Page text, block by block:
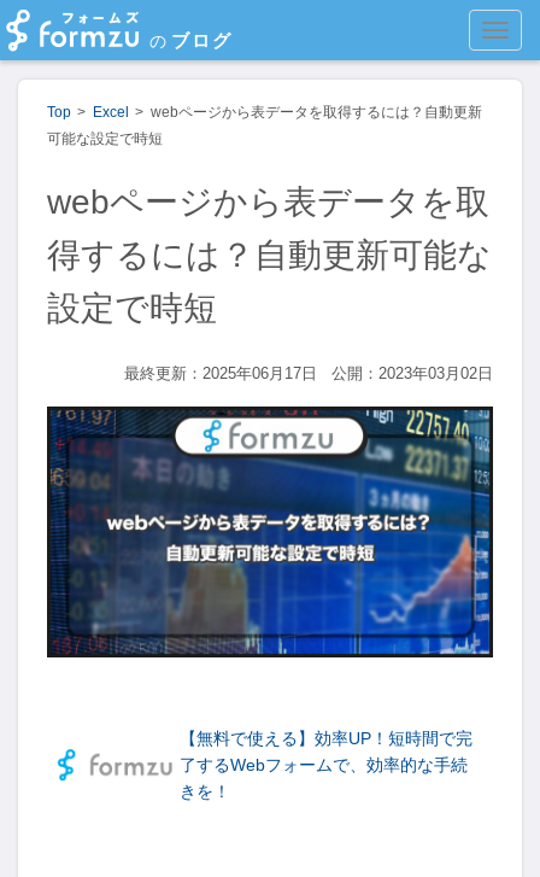
の ブログ
Top Excel
webページから表データを取得するには？自動更新
可能な設定で時短
webページから表データを取
得するには？自動更新可能な
設定で時短
最終更新：2025年06月17日 公開：2023年03月02日
【無料で使える】効率UP！短時間で完
了するWebフォームで、効率的な手続
きを！